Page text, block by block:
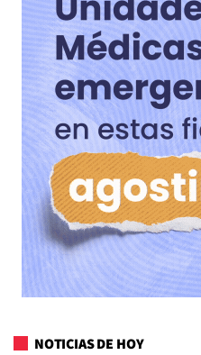
NOTICIAS DE HOY